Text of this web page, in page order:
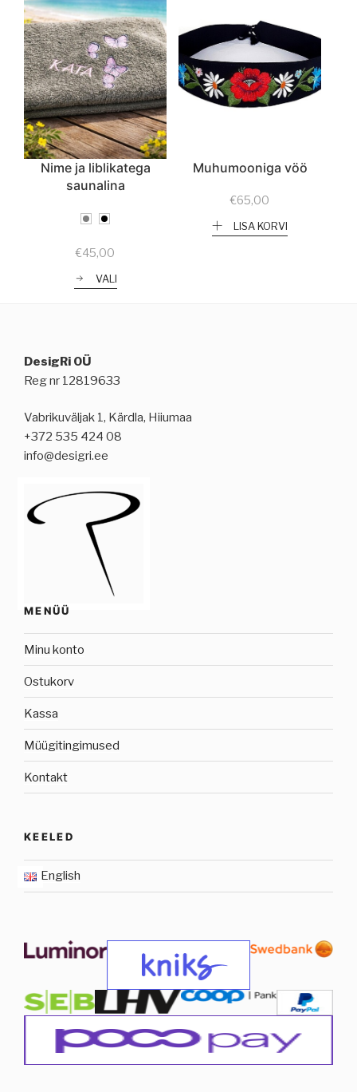
Nime ja liblikatega
saunalina
€45,00
VALI
Muhumooniga vöö
€65,00
LISA KORVI
DesigRi OÜ
Reg nr 12819633
Vabrikuväljak 1, Kärdla, Hiiumaa
+372 535 424 08
info@desigri.ee
MENÜÜ
Minu konto
Ostukorv
Kassa
Müügitingimused
Kontakt
KEELED
English